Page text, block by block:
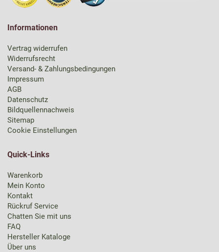
Informationen
Vertrag widerrufen
Widerrufsrecht
Versand- & Zahlungsbedingungen
Impressum
AGB
Datenschutz
Bildquellennachweis
Sitemap
Cookie Einstellungen
Quick-Links
Warenkorb
Mein Konto
Kontakt
Rückruf Service
Chatten Sie mit uns
FAQ
Hersteller Kataloge
Über uns